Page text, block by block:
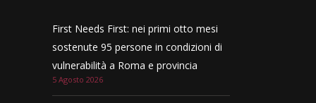
First Needs First: nei primi otto mesi
sostenute 95 persone in condizioni di
vulnerabilità a Roma e provincia
5 Agosto 2026